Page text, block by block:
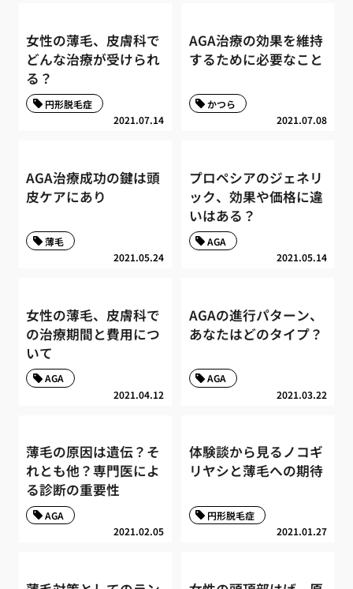
女性の薄毛、皮膚科で
どんな治療が受けられ
る？
2021.07.14
円形脱毛症
AGA治療の効果を維持
するために必要なこと
2021.07.08
かつら
AGA治療成功の鍵は頭
皮ケアにあり
2021.05.24
薄毛
プロペシアのジェネリ
ック、効果や価格に違
いはある？
2021.05.14
AGA
女性の薄毛、皮膚科で
の治療期間と費用につ
いて
2021.04.12
AGA
AGAの進行パターン、
あなたはどのタイプ？
2021.03.22
AGA
薄毛の原因は遺伝？そ
れとも他？専門医によ
る診断の重要性
2021.02.05
AGA
体験談から見るノコギ
リヤシと薄毛への期待
2021.01.27
円形脱毛症